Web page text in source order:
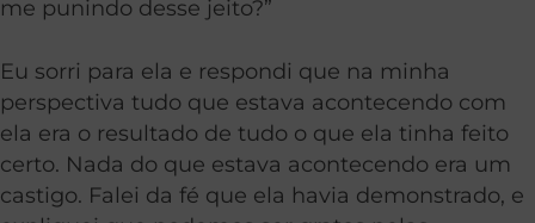
me punindo desse jeito?”
Eu sorri para ela e respondi que na minha
perspectiva tudo que estava acontecendo com
ela era o resultado de tudo o que ela tinha feito
certo. Nada do que estava acontecendo era um
castigo. Falei da fé que ela havia demonstrado, e